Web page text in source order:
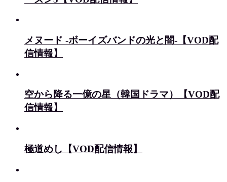
メヌード -ボーイズバンドの光と闇-【VOD配
信情報】
空から降る一億の星（韓国ドラマ）【VOD配
信情報】
極道めし【VOD配信情報】